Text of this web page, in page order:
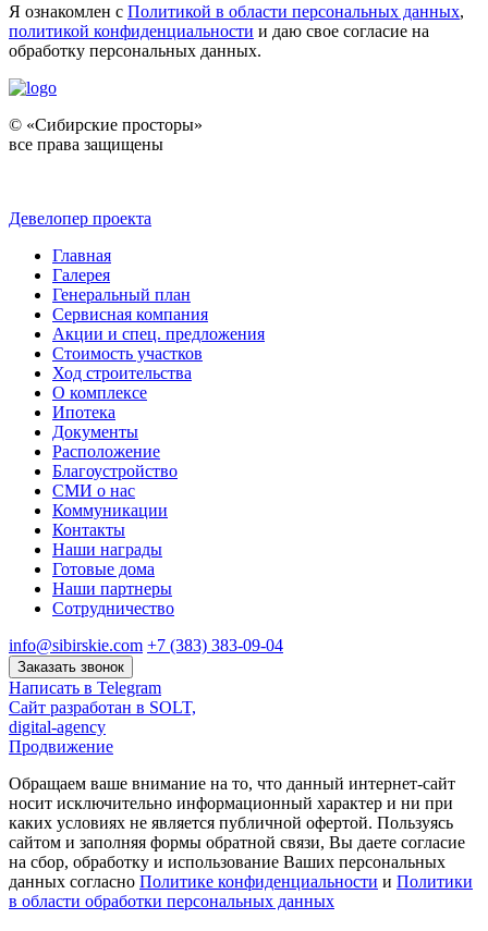
Я ознакомлен с Политикой в области персональных данных,
политикой конфиденциальности и даю свое согласие на
обработку персональных данных.
© «Сибирские просторы»
все права защищены
Девелопер проекта
Главная
Галерея
Генеральный план
Сервисная компания
Акции и спец. предложения
Стоимость участков
Ход строительства
О комплексе
Ипотека
Документы
Расположение
Благоустройство
СМИ о нас
Коммуникации
Контакты
Наши награды
Готовые дома
Наши партнеры
Сотрудничество
info@sibirskie.com +7 (383) 383-09-04
Заказать звонок
Написать в Telegram
Сайт разработан в SOLT,
digital-agency
Продвижение
Обращаем ваше внимание на то, что данный интернет-сайт
носит исключительно информационный характер и ни при
каких условиях не является публичной офертой. Пользуясь
сайтом и заполняя формы обратной связи, Вы даете согласие
на сбор, обработку и использование Ваших персональных
данных согласно Политике конфиденциальности и Политики
в области обработки персональных данных